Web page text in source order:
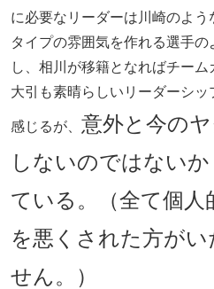
に必要なリーダーは川崎のよ
タイプの雰囲気を作れる選手
し、相川が移籍となればチーム
大引も素晴らしいリーダーシ
感じるが、 意外と今の
しないのではない
ている。（全て個人
を悪くされた方がい
せん。）